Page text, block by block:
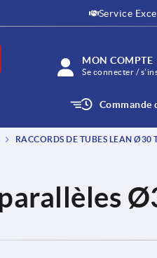
Service
MON COMPTE
Se connecter /
Commande
RACCORDS DE TUBES LEAN Ø30